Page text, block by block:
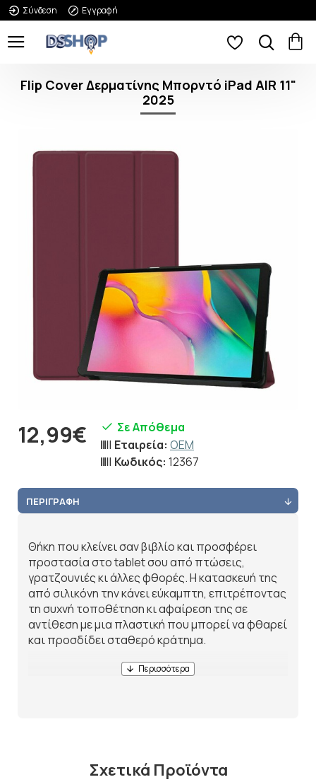
Σύνδεση Εγγραφή
Flip Cover Δερματίνης Μπορντό iPad AIR 11"
2025
12,99€
Σε Απόθεμα
Εταιρεία: OEM
Κωδικός: 12367
ΠΕΡΙΓΡΑΦΉ
Θήκη που κλείνει σαν βιβλίο και προσφέρει
προστασία στο tablet σου από πτώσεις,
γρατζουνιές κι άλλες φθορές. Η κατασκευή της
από σιλικόνη την κάνει εύκαμπτη, επιτρέποντας
τη συχνή τοποθέτηση κι αφαίρεση της σε
αντίθεση με μια πλαστική που μπορεί να φθαρεί
και προσδίδει σταθερό κράτημα.
Σχετικά Προϊόντα